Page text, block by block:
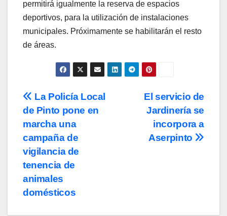
permitirá igualmente la reserva de espacios
deportivos, para la utilización de instalaciones
municipales. Próximamente se habilitarán el resto
de áreas.
Navegación
de
entradas
El servicio de
Jardinería se
incorpora a
Aserpinto
La Policía Local
de Pinto pone en
marcha una
campaña de
vigilancia de
tenencia de
animales
domésticos